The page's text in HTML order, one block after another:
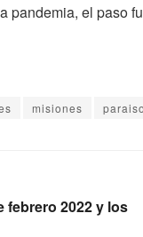
pandemia, el paso
misiones paraiso
febrero 2022 y los